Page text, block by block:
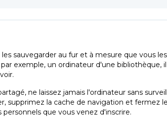
sauvegarder au fur et à mesure que vous
exemple, un ordinateur d'une bibliothèque,
ne laissez jamais l'ordinateur sans
supprimez la cache de navigation et fermez
que vous venez d'inscrire.